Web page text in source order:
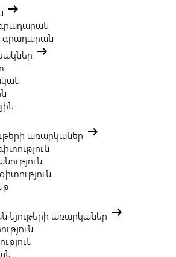
arrow_right_alt
գրադարան
arrow_right_alt
առարկաներ arrow_right_alt
նյութերի առարկաներ arrow_right_alt